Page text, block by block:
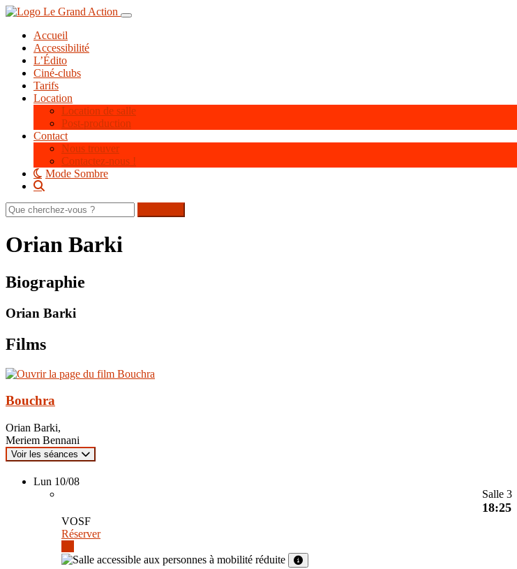
Aller
contenu
principal
Toggle navigation
Accueil
Accessibilité
L’Édito
Ciné-clubs
Tarifs
Location
Location de salle
Post-production
Contact
Nous trouver
Contactez-nous !
Mode Sombre
Rechercher
sur
site
Orian Barki
Biographie
Orian Barki
Films
Bouchra
Orian Barki,
Meriem Bennani
Voir les séances
Lun 10/08
Salle 3
18:25
VOSF
Réserver